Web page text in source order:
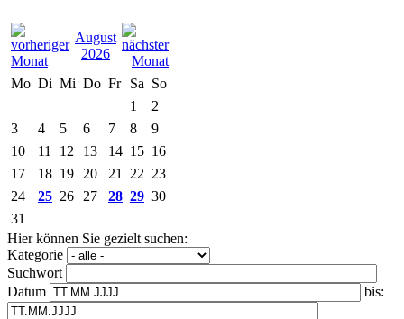
August
2026
Mo Di Mi Do Fr Sa So
1
2
3
4 5 6 7 8
9
10
11 12 13 14 15 16
17
18 19 20 21 22 23
24
25 26 27 28 29 30
31
Hier können Sie gezielt suchen:
Kategorie
Suchwort
Datum
bis: